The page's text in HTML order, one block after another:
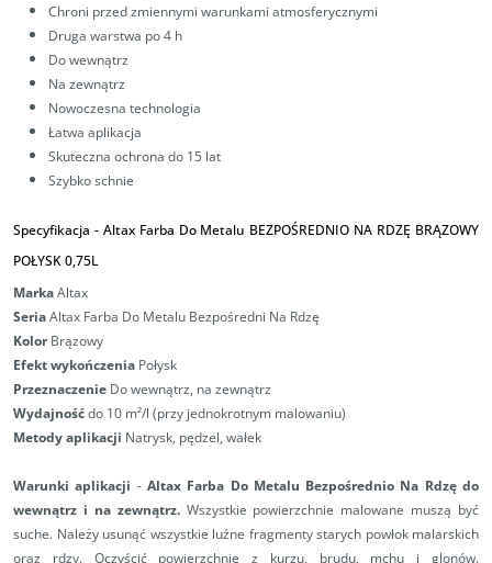
Chroni przed zmiennymi warunkami atmosferycznymi
Druga warstwa po 4 h
Do wewnątrz
Na zewnątrz
Nowoczesna technologia
Łatwa aplikacja
Skuteczna ochrona do 15 lat
Szybko schnie
Specyfikacja - Altax Farba Do Metalu BEZPOŚREDNIO NA RDZĘ BRĄZOWY
POŁYSK 0,75L
MarkaAltax
SeriaAltax Farba Do Metalu Bezpośredni Na Rdzę
KolorBrązowy
Efekt wykończenia Połysk
Przeznaczenie Do wewnątrz, na zewnątrz
Wydajnośćdo 10 m²/l (przy jednokrotnym malowaniu)
Metody aplikacji Natrysk, pędzel, wałek
Warunki aplikacji - Altax Farba Do Metalu Bezpośrednio Na Rdzę do
wewnątrz i na zewnątrz.Wszystkie powierzchnie malowane muszą być
suche. Należy usunąć wszystkie luźne fragmenty starych powłok malarskich
oraz rdzy. Oczyścić powierzchnię z kurzu, brudu, mchu i glonów.